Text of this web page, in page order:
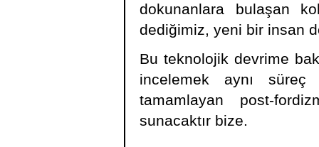
dokunanlara bulaşan
dediğimiz, yeni bir insan
Bu teknolojik devrime
incelemek aynı süreç
tamamlayan post-
sunacaktır bize.